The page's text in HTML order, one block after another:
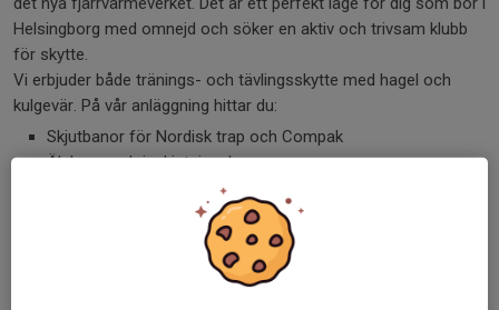
Helsingborg med omnejd och söker en aktiv och trivsam klubb
för skytte.
Vi erbjuder både tränings- och tävlingsskytte med hagel och
kulgevär. På vår anläggning hittar du:
Skjutbanor för Nordisk trap och Compak
Älgbana och inskjutningsbana
En .22 korthållsbana med vildsvinsbana
Dessutom anordnar vi Engelsk Sporting 3–4 gånger om året –
en riktig höjdpunkt för alla skytteentusiaster!
För att bli medlem krävs att du har vapenlicens (undantag junior)